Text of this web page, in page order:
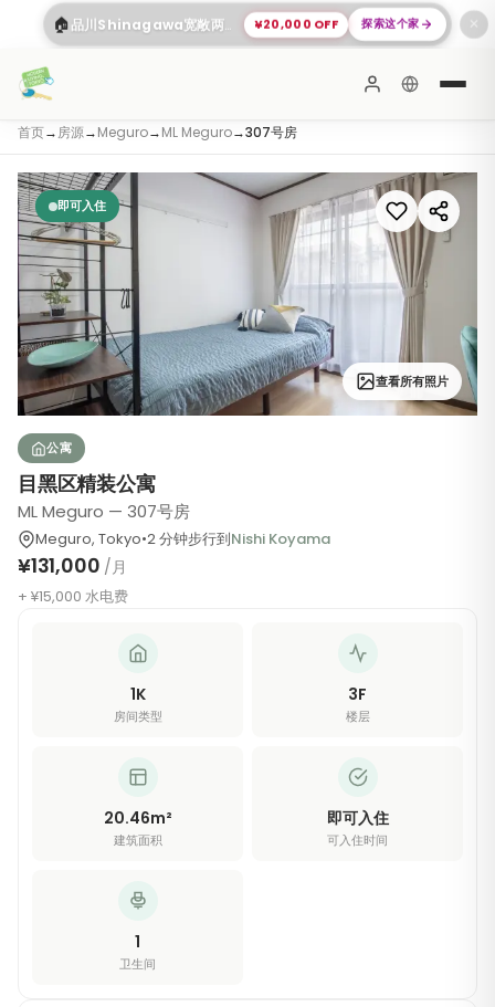
🏠 品川Shinagawa宽敞两居室公寓 ¥20,000 OFF 探索这个家 ✕
首页→房源→Meguro→ML Meguro→307号房
即可入住
查看所有照片
公寓
目黑区精装公寓
ML Meguro — 307号房
Meguro, Tokyo•2分钟步行到Nishi Koyama
¥131,000 /月
+ ¥15,000 水电费
1K
房间类型
3F
楼层
20.46m²
建筑面积
即可入住
可入住时间
1
卫生间